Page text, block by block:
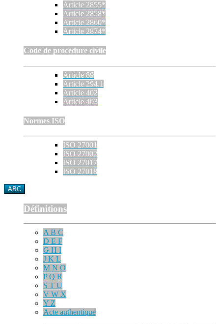
Article 2855*
Article 2858*
Article 2860*
Article 2874*
Code de procédure civile
Article 89
Article 294.1
Article 402
Article 403
Normes ISO
ISO 27001
ISO 27002
ISO 27017
ISO 27018
ABC
Définitions
A B C
D E F
G H I
J K L
M N O
P Q R
S T U
V W X
Y Z
Acte authentique